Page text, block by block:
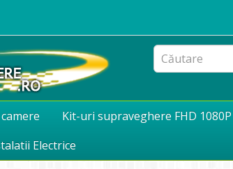
Kit-uri supraveghere FHD
Electrice